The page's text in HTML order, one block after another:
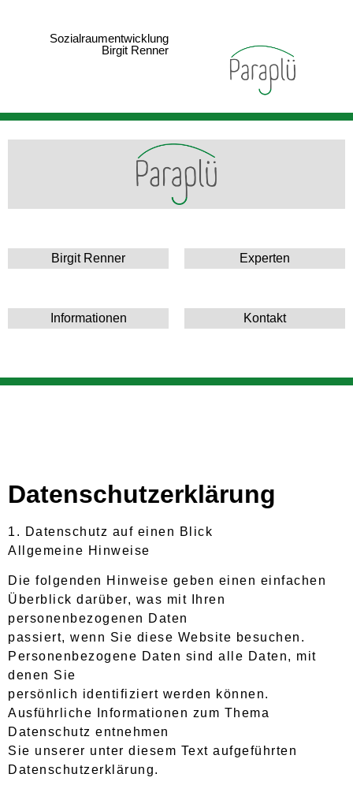
Sozialraumentwicklung
Birgit Renner
Birgit Renner Experten
Informationen Kontakt
Datenschutzerklärung
1. Datenschutz auf einen Blick
Allgemeine Hinweise
Die folgenden Hinweise geben einen einfachen
Überblick darüber, was mit Ihren
personenbezogenen Daten
passiert, wenn Sie diese Website besuchen.
Personenbezogene Daten sind alle Daten, mit
denen Sie
persönlich identifiziert werden können.
Ausführliche Informationen zum Thema
Datenschutz entnehmen
Sie unserer unter diesem Text aufgeführten
Datenschutzerklärung.